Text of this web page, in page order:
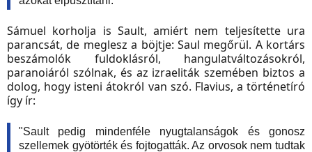
Sámuel korholja is Sault, amiért nem teljesítette ura
parancsát, de meglesz a böjtje: Saul megőrül. A kortárs
beszámolók fuldoklásról, hangulatváltozásokról,
paranoiáról szólnak, és az izraeliták szemében biztos a
dolog, hogy isteni átokról van szó. Flavius, a történetíró
így ír:
"Sault pedig mindenféle nyugtalanságok és gonosz
szellemek gyötörték és fojtogatták. Az orvosok nem tudtak